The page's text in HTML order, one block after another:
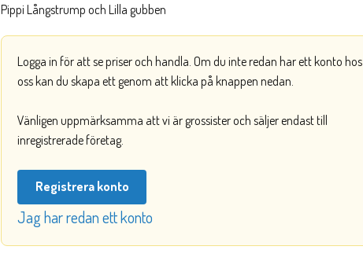
Pippi Långstrump och Lilla gubben
Logga in för att se priser och handla. Om du inte redan har ett konto hos
oss kan du skapa ett genom att klicka på knappen nedan.
Vänligen uppmärksamma att vi är grossister och säljer endast till
inregistrerade företag.
Registrera konto
Jag har redan ett konto